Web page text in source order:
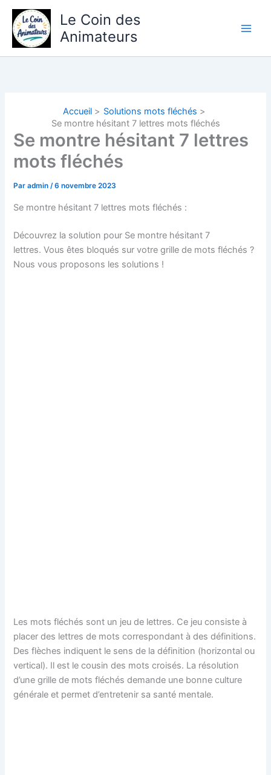
Aller
contenu
Le Coin des
Animateurs
Accueil
Solutions mots fléchés
Se montre hésitant 7 lettres mots fléchés
Se montre hésitant 7 lettres
mots fléchés
Paradmin/6 novembre 2023
Se montre hésitant 7 lettres mots fléchés :
Découvrez la solution pour Se montre hésitant 7
lettres. Vous êtes bloqués sur votre grille de mots fléchés ?
Nous vous proposons les solutions !
Les mots fléchés sont un jeu de lettres. Ce jeu consiste à
placer des lettres de mots correspondant à des définitions.
Des flèches indiquent le sens de la définition (horizontal ou
vertical). Il est le cousin des mots croisés. La résolution
d’une grille de mots fléchés demande une bonne culture
générale et permet d’entretenir sa santé mentale.